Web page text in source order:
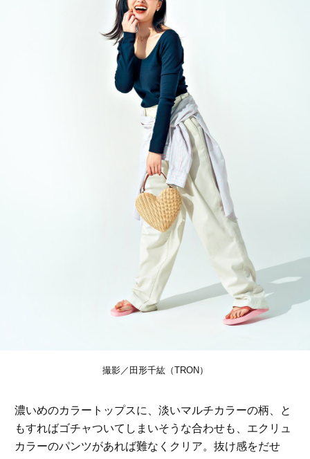
撮影／田形千紘（TRON）
濃いめのカラートップスに、淡いマルチカラーの柄、と
もすればゴチャついてしまいそうな合わせも、エクリュ
カラーのパンツがあれば難なくクリア。抜け感をだせ